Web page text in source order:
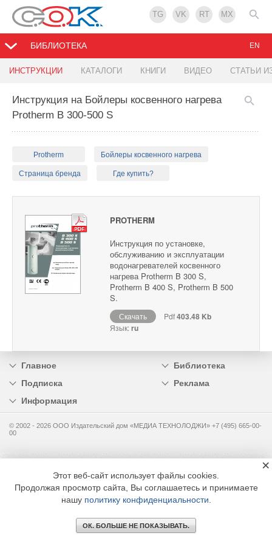
TG VK RT MX
БИБЛИОТЕКА
ИНСТРУКЦИИ КАТАЛОГИ КНИГИ ВИДЕО СТАТЬИ
EN
Инструкция на Бойлеры косвенного нагрева
Protherm B 300-500 S
Protherm Бойлеры косвенного нагрева
Страница бренда Где купить?
PROTHERM
Инструкция по установке,
обслуживанию и эксплуатации
водонагревателей косвенного
нагрева Protherm B 300 S,
Protherm B 400 S, Protherm B 500
S.
Скачать Pdf403.48 Kb
Язык:ru
Главное
Библиотека
Подписка
Реклама
Информация
© 2002 - 2026 OOO Издательский дом «МЕДИА ТЕХНОЛОДЖИ» +7 (495) 665-00-
00
Этот веб-сайт использует файлы cookies.
Продолжая просмотр сайта, Вы соглашаетесь и принимаете
нашу политику конфиденциальности
ОК. БОЛЬШЕ НЕ ПОКАЗЫВАТЬ.
×